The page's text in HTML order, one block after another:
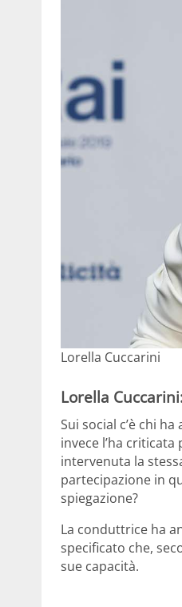
Lorella Cuccarini
Lorella
Sui social c’è chi
invece l’ha
intervenuta la
partecipazione in
spiegazione?
La conduttrice ha
specificato che,
sue capacità.